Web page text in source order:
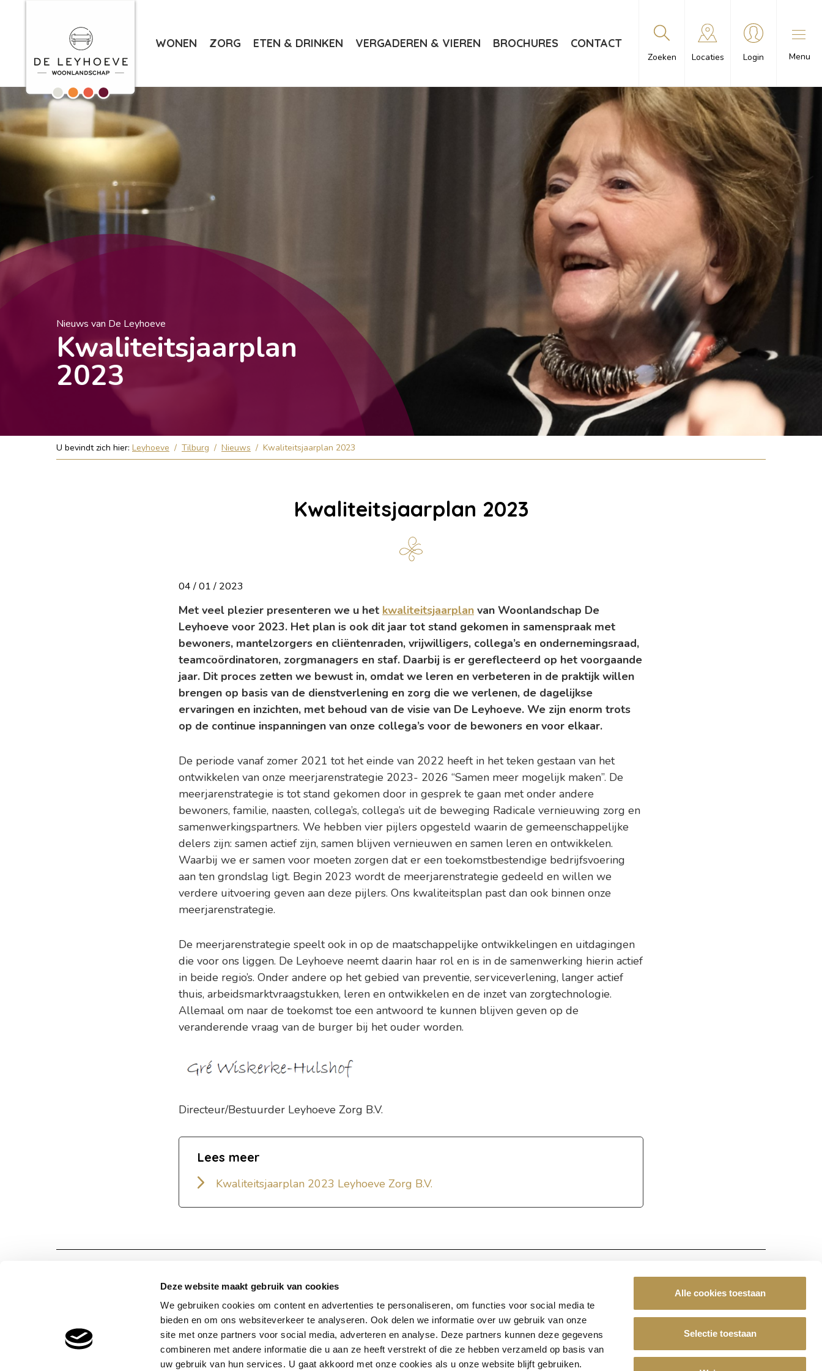
Deze website maakt gebruik van cookies
We gebruiken cookies om content en advertenties te personaliseren, om functies voor social media te
bieden en om ons websiteverkeer te analyseren. Ook delen we informatie over uw gebruik van onze
site met onze partners voor social media, adverteren en analyse. Deze partners kunnen deze gegevens
combineren met andere informatie die u aan ze heeft verstrekt of die ze hebben verzameld op basis van
uw gebruik van hun services. U gaat akkoord met onze cookies als u onze website blijft gebruiken.
Alle cookies toestaan
Selectie toestaan
WONEN ZORG ETEN & DRINKEN VERGADEREN & VIEREN BROCHURES CONTACT
Zoeken Locaties Login Menu
Nieuws van De Leyhoeve
Kwaliteitsjaarplan
2023
U bevindt zich hier: Leyhoeve / Tilburg / Nieuws / Kwaliteitsjaarplan 2023
Kwaliteitsjaarplan 2023
04 / 01 / 2023
Met veel plezier presenteren we u het kwaliteitsjaarplan van Woonlandschap De
Leyhoeve voor 2023. Het plan is ook dit jaar tot stand gekomen in samenspraak met
bewoners, mantelzorgers en cliëntenraden, vrijwilligers, collega’s en ondernemingsraad,
teamcoördinatoren, zorgmanagers en staf. Daarbij is er gereflecteerd op het voorgaande
jaar. Dit proces zetten we bewust in, omdat we leren en verbeteren in de praktijk willen
brengen op basis van de dienstverlening en zorg die we verlenen, de dagelijkse
ervaringen en inzichten, met behoud van de visie van De Leyhoeve. We zijn enorm trots
op de continue inspanningen van onze collega’s voor de bewoners en voor elkaar.
De periode vanaf zomer 2021 tot het einde van 2022 heeft in het teken gestaan van het
ontwikkelen van onze meerjarenstrategie 2023- 2026 “Samen meer mogelijk maken”. De
meerjarenstrategie is tot stand gekomen door in gesprek te gaan met onder andere
bewoners, familie, naasten, collega’s, collega’s uit de beweging Radicale vernieuwing zorg en
samenwerkingspartners. We hebben vier pijlers opgesteld waarin de gemeenschappelijke
delers zijn: samen actief zijn, samen blijven vernieuwen en samen leren en ontwikkelen.
Waarbij we er samen voor moeten zorgen dat er een toekomstbestendige bedrijfsvoering
aan ten grondslag ligt. Begin 2023 wordt de meerjarenstrategie gedeeld en willen we
verdere uitvoering geven aan deze pijlers. Ons kwaliteitsplan past dan ook binnen onze
meerjarenstrategie.
De meerjarenstrategie speelt ook in op de maatschappelijke ontwikkelingen en uitdagingen
die voor ons liggen. De Leyhoeve neemt daarin haar rol en is in de samenwerking hierin actief
in beide regio’s. Onder andere op het gebied van preventie, serviceverlening, langer actief
thuis, arbeidsmarktvraagstukken, leren en ontwikkelen en de inzet van zorgtechnologie.
Allemaal om naar de toekomst toe een antwoord te kunnen blijven geven op de
veranderende vraag van de burger bij het ouder worden.
Directeur/Bestuurder Leyhoeve Zorg B.V.
Lees meer
Kwaliteitsjaarplan 2023 Leyhoeve Zorg B.V.
Woonlandschap de Leyhoeve Tilburg
Dokter Bloemenlaan 9-01 | 5022 KX
Tilburg
T(algemeen)+31 (0)13 – 207 00 80
T (brasserie)+31 (0)13 – 720 00 25
Bekijk onze vacatures